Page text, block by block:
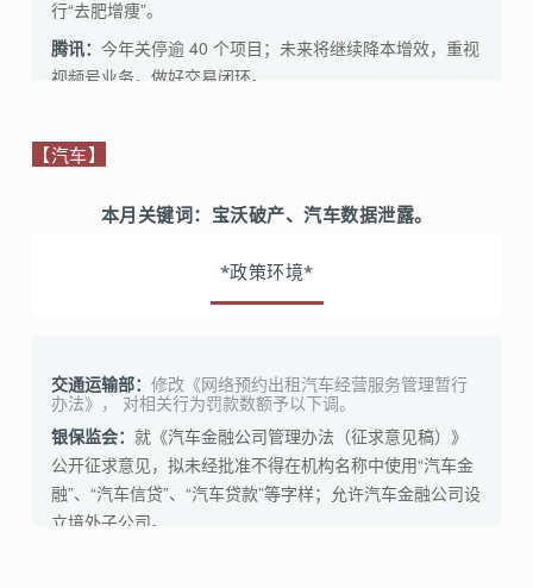
行“去肥增痩”。
腾讯： 今年关停逾 40 个项目；未来将继续降本增效，重视
视频号业务，做好交易闭环。
前已在纳斯达克交易所上市。
Facebook非法与研究公司剑桥分析(Cambridge Analytica)
【汽车】
本月关键词： 宝沃破产、汽车数据泄露。
*政策环境*
交通运输部： 修改《网络预约出租汽车经营服务管理暂行
办法》， 对相关行为罚款数额予以下调。
银保监会： 就《汽车金融公司管理办法（征求意见稿）》
公开征求意见，拟未经批准不得在机构名称中使用“汽车金
融”、“汽车信贷”、“汽车贷款”等字样；允许汽车金融公司设
立境外子公司。